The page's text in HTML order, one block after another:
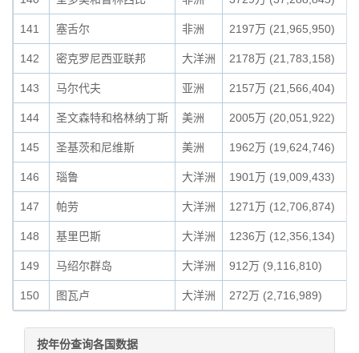
141 塞舌尔 非洲 2197万 (21,965,950)
142 密克罗尼西亚联邦 大洋洲 2178万 (21,783,158)
143 马尔代夫 亚洲 2157万 (21,566,404)
144 圣文森特和格林纳丁斯 美洲 2005万 (20,051,922)
145 圣基茨和尼维斯 美洲 1962万 (19,624,746)
146 瑙鲁 大洋洲 1901万 (19,009,433)
147 帕劳 大洋洲 1271万 (12,706,874)
148 基里巴斯 大洋洲 1236万 (12,356,134)
149 马绍尔群岛 大洋洲 912万 (9,116,810)
150 图瓦卢 大洋洲 272万 (2,716,989)
按年份查询各国数据